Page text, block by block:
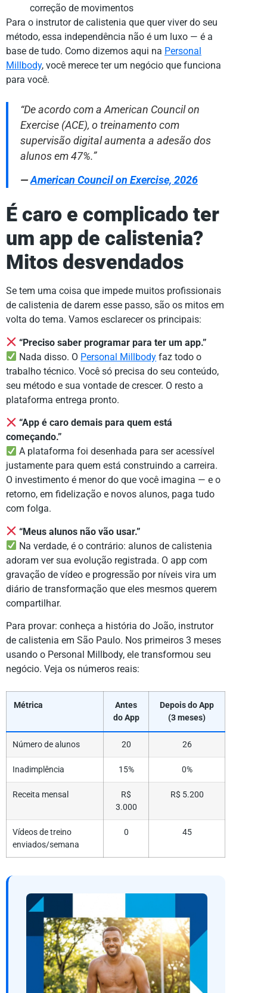
correção de movimentos
Para o instrutor de calistenia que quer viver do seu
método, essa independência não é um luxo — é a
base de tudo. Como dizemos aqui na Personal
Millbody, você merece ter um negócio que funciona
para você.
“De acordo com a American Council on
Exercise (ACE), o treinamento com
supervisão digital aumenta a adesão dos
alunos em 47%.”
—American Council on Exercise, 2026
É caro e complicado ter
um app de calistenia?
Mitos desvendados
Se tem uma coisa que impede muitos profissionais
de calistenia de darem esse passo, são os mitos em
volta do tema. Vamos esclarecer os principais:
“Preciso saber programar para ter um app.”
Nada disso. O Personal Millbody faz todo o
trabalho técnico. Você só precisa do seu conteúdo,
seu método e sua vontade de crescer. O resto a
plataforma entrega pronto.
“App é caro demais para quem está
começando.”
A plataforma foi desenhada para ser acessível
justamente para quem está construindo a carreira.
O investimento é menor do que você imagina — e o
retorno, em fidelização e novos alunos, paga tudo
com folga.
“Meus alunos não vão usar.”
Na verdade, é o contrário: alunos de calistenia
adoram ver sua evolução registrada. O app com
gravação de vídeo e progressão por níveis vira um
diário de transformação que eles mesmos querem
compartilhar.
Para provar: conheça a história do João, instrutor
de calistenia em São Paulo. Nos primeiros 3 meses
usando o Personal Millbody, ele transformou seu
negócio. Veja os números reais:
Métrica
Antes
do App
Depois do App
(3 meses)
Número de alunos 20 26
Inadimplência 15% 0%
Receita mensal
R$
3.000
R$ 5.200
Vídeos de treino
enviados/semana
0 45